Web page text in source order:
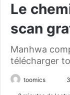
Le
scan
Manhwa
télécharger
toomics
n